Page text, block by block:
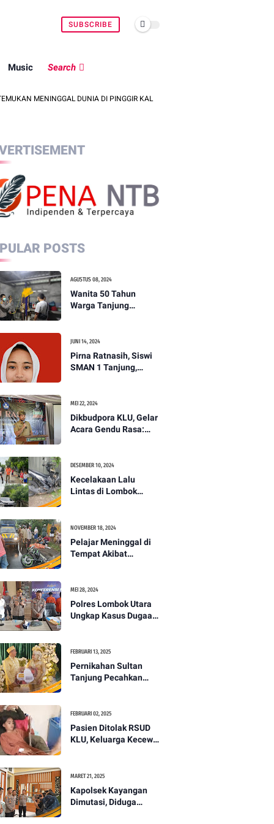
SUBSCRIBE
Music Search
DUNIA DI PINGGIR KALI LEMBAR SAAT MENCARI BELUT
POSTS
AGUSTUS 08, 2024
Wanita 50 Tahun
Warga Tanjung
JUNI 14, 2024
Pirna Ratnasih, Siswi
SMAN 1 Tanjung,
Paskibraka Tingkat
Nasional
MEI 22, 2024
Dikbudpora KLU, Gelar
Acara Gendu Rasa:
Masyarakat Dayan
Gunung
DESEMBER 10, 2024
Kecelakaan Lalu
Lintas di Lombok
PENANTB
NOVEMBER 18, 2024
Pelajar Meninggal di
Tempat Akibat
Utara -PENANTB
MEI 28, 2024
Polres Lombok Utara
Ungkap Kasus Dugaan
Gantung Diri
FEBRUARI 13, 2025
Pernikahan Sultan
Tanjung Pecahkan
PENANTB
FEBRUARI 02, 2025
Pasien Ditolak RSUD
KLU, Keluarga Kecewa
MARET 21, 2025
Kapolsek Kayangan
Dimutasi, Diduga